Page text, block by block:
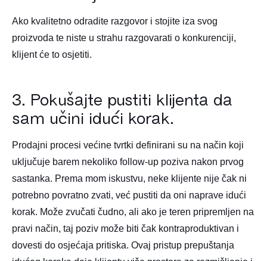
Ako kvalitetno odradite razgovor i stojite iza svog
proizvoda te niste u strahu razgovarati o konkurenciji,
klijent će to osjetiti.
3. Pokušajte pustiti klijenta da
sam učini idući korak.
Prodajni procesi većine tvrtki definirani su na način koji
uključuje barem nekoliko follow-up poziva nakon prvog
sastanka. Prema mom iskustvu, neke klijente nije čak ni
potrebno povratno zvati, već pustiti da oni naprave idući
korak. Može zvučati čudno, ali ako je teren pripremljen na
pravi način, taj poziv može biti čak kontraproduktivan i
dovesti do osjećaja pritiska. Ovaj pristup prepuštanja